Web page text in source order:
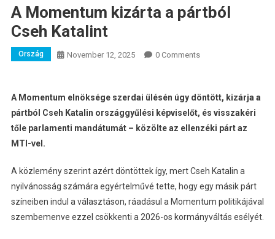
A Momentum kizárta a pártból
Cseh Katalint
Ország November 12, 2025 0 Comments
A Momentum elnöksége szerdai ülésén úgy döntött, kizárja a
pártból Cseh Katalin országgyűlési képviselőt, és visszakéri
tőle parlamenti mandátumát – közölte az ellenzéki párt az
MTI-vel.
A közlemény szerint azért döntöttek így, mert Cseh Katalin a
nyilvánosság számára egyértelművé tette, hogy egy másik párt
színeiben indul a választáson, ráadásul a Momentum politikájával
szembemenve ezzel csökkenti a 2026-os kormányváltás esélyét.